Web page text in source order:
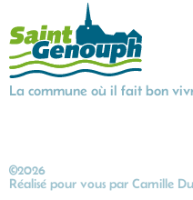
La commune où il fait bon
©2026
Réalisé pour vous par Camille